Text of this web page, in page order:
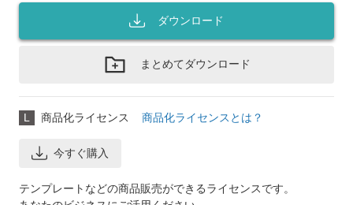
ダウンロード
まとめてダウンロード
L 商品化ライセンス 商品化ライセンスとは？
今すぐ購入
テンプレートなどの商品販売ができるライセンスです。